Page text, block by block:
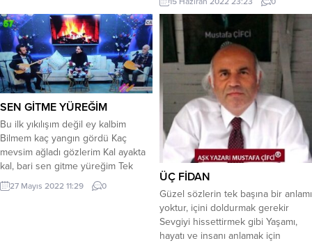
Gönülden gönüle sevgiler akar Kor
ateş düşürür sîneyi yakar Kalpten
kalbe giden bir yol yaratmış.
Sevenin sevene bal olur sözü
Görmez başkasını kör...
SEN GİTME YÜREĞİM
Bu ilk yıkılışım değil ey kalbim
Bilmem kaç yangın gördü Kaç
mevsim ağladı gözlerim Kal ayakta
kal, bari sen gitme yüreğim Tek
özlem var… Tek bakış, tek bekleyiş..
Saçları siyah, gözleri ela tek hasret
27 Mayıs 2022 11:29 0
ÜÇ FİDAN
Güzel sözlerin tek başına bir anlamı
yoktur, içini doldurmak gerekir
Sevgiyi hissettirmek gibi Yaşamı,
hayatı ve insanı anlamak için